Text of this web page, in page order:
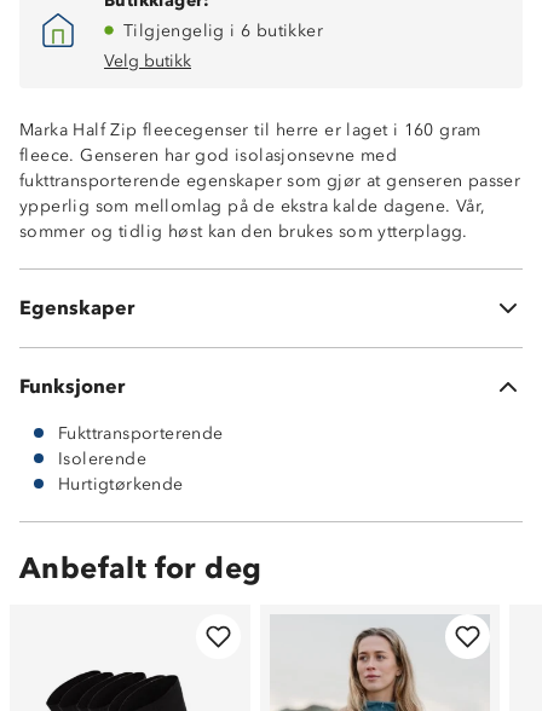
Tilgjengelig i 6 butikker
Velg butikk
Marka Half Zip fleecegenser til herre er laget i 160 gram
fleece. Genseren har god isolasjonsevne med
fukttransporterende egenskaper som gjør at genseren passer
ypperlig som mellomlag på de ekstra kalde dagene. Vår,
sommer og tidlig høst kan den brukes som ytterplagg.
Egenskaper
Hurtigtørkende
Funksjoner
Fukttransporterende
Isolerende
Hurtigtørkende
Anbefalt for deg